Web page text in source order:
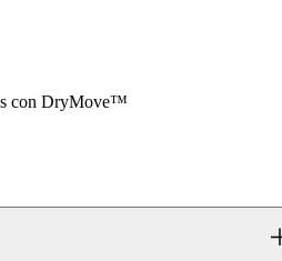
con DryMove™